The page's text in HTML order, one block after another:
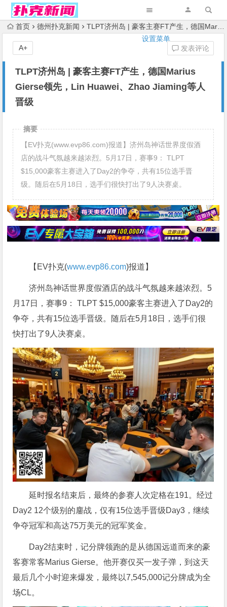
设置菜单
首页 德州扑克新闻 TLPT济州岛 | 豪客主赛FT产生，德国Marius Gierse领先，Lin Huawei、Zhao Jiaming等人晋级
TLPT济州岛 | 豪客主赛FT产生，德国Marius
Gierse领先，Lin Huawei、Zhao Jiaming等人
晋级
发表评论
A+
摘要
【EV扑克(www.evp86.com)报道】济州岛神话世界度假酒
店的战斗气氛越来越浓烈。5月17日，赛事9： TLPT
$15,000豪客主赛进入了Day2的争夺，共有15位选手晋
级。随后在5月18日，选手们很快打出了9人决赛桌。
【EV扑克(www.evp86.com)报道】
济州岛神话世界度假酒店的战斗气氛越来越浓烈。5
月17日，赛事9： TLPT $15,000豪客主赛进入了Day2的
争夺，共有15位选手晋级。随后在5月18日，选手们很
快打出了9人决赛桌。
延时报名结束后，最终的参赛人次定格在191。经过
Day2 12个级别的鏖战，仅有15位选手晋级Day3，继续
争夺冠军和高达75万美元的冠军奖金。
Day2结束时，记分牌领跑的是从德国远道而来的豪
客赛常客Marius Gierse。他开赛仅买一发子弹，到这天
最后几个小时迎来爆发，最终以7,545,000记分牌成为全
场CL。